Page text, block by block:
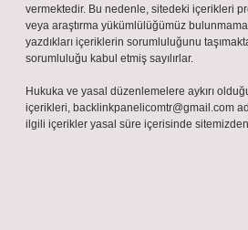
vermektedir. Bu nedenle, sitedeki içerikleri
veya araştırma yükümlülüğümüz
yazdıkları içeriklerin sorumluluğunu
sorumluluğu kabul etmiş sayılırlar.
Hukuka ve yasal düzenlemelere aykırı
içerikleri, backlinkpanelicomtr@gmail.com
ilgili içerikler yasal süre içerisinde sitemizden